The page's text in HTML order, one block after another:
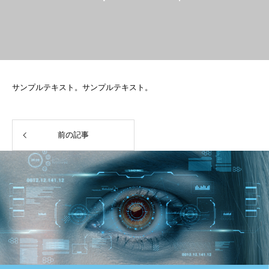
サンプルテキスト。サンプルテキスト。
前の記事